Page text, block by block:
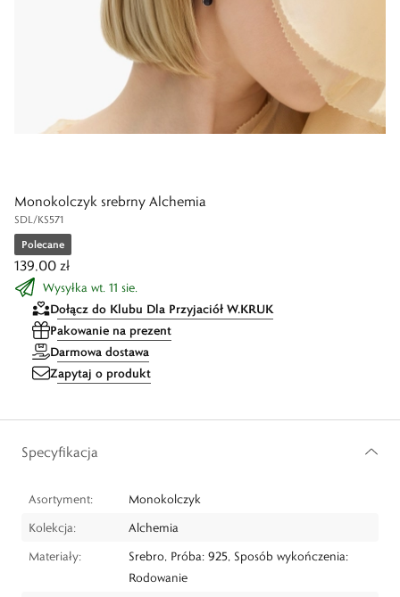
Monokolczyk srebrny Alchemia
SDL/KS571
Polecane
139,00 zł
Wysyłka wt. 11 sie.
Dołącz do Klubu Dla Przyjaciół W.KRUK
Pakowanie na prezent
Darmowa dostawa
Zapytaj o produkt
Specyfikacja
Asortyment:
Monokolczyk
Kolekcja:
Alchemia
Materiały:
Srebro, Próba: 925, Sposób wykończenia:
Rodowanie